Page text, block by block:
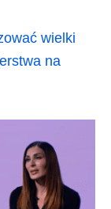
wielki
na